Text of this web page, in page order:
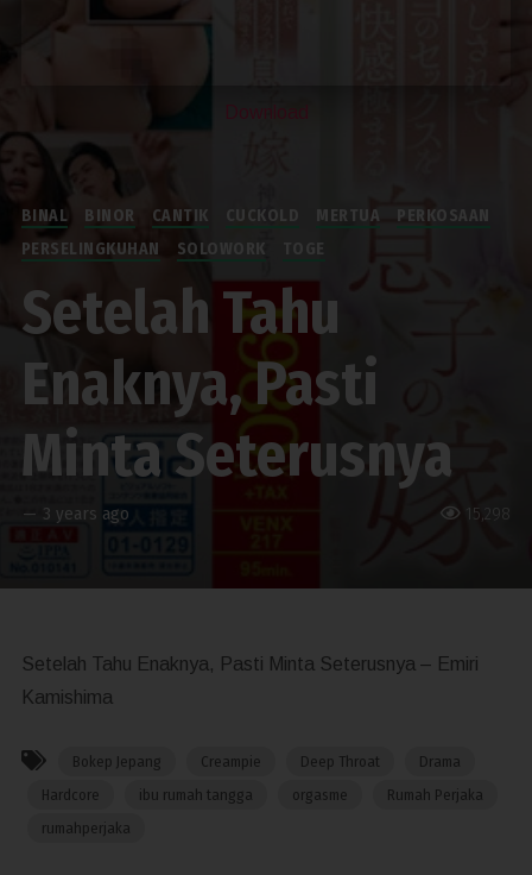
15,298
BINAL BINOR CANTIK CUCKOLD MERTUA
PERKOSAAN
PERSELINGKUHAN
SOLOWORK TOGE
Setelah Tahu
Enaknya, Pasti
Minta Seterusnya
— 3 years ago
Setelah Tahu Enaknya, Pasti Minta Seterusnya – Emiri
Kamishima
Bokep Jepang Creampie Deep Throat
Drama
Hardcore
ibu rumah tangga orgasme
Rumah Perjaka
rumahperjaka